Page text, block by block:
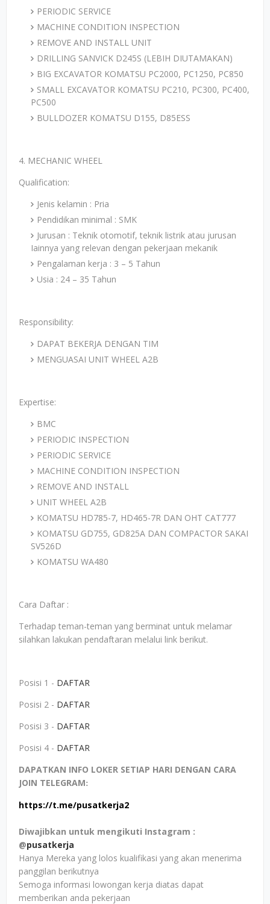
PERIODIC SERVICE
MACHINE CONDITION INSPECTION
REMOVE AND INSTALL UNIT
DRILLING SANVICK D245S (LEBIH DIUTAMAKAN)
BIG EXCAVATOR KOMATSU PC2000, PC1250, PC850
SMALL EXCAVATOR KOMATSU PC210, PC300, PC400,
PC500
BULLDOZER KOMATSU D155, D85ESS
4. MECHANIC WHEEL
Qualification:
Jenis kelamin : Pria
Pendidikan minimal : SMK
Jurusan : Teknik otomotif, teknik listrik atau jurusan
Iainnya yang relevan dengan pekerjaan mekanik
Pengalaman kerja : 3 – 5 Tahun
Usia : 24 – 35 Tahun
Responsibility:
DAPAT BEKERJA DENGAN TIM
MENGUASAI UNIT WHEEL A2B
Expertise:
BMC
PERIODIC INSPECTION
PERIODIC SERVICE
MACHINE CONDITION INSPECTION
REMOVE AND INSTALL
UNIT WHEEL A2B
KOMATSU HD785-7, HD465-7R DAN OHT CAT777
KOMATSU GD755, GD825A DAN COMPACTOR SAKAI
SV526D
KOMATSU WA480
Cara Daftar :
Terhadap teman-teman yang berminat untuk melamar
silahkan lakukan pendaftaran melalui link berikut.
Posisi 1 - DAFTAR
Posisi 2 - DAFTAR
Posisi 3 - DAFTAR
Posisi 4 - DAFTAR
DAPATKAN INFO LOKER SETIAP HARI DENGAN CARA
JOIN TELEGRAM:
https://t.me/pusatkerja2
Diwajibkan untuk mengikuti Instagram :
@pusatkerja
Hanya Mereka yang lolos kualifikasi yang akan menerima
panggilan berikutnya
Semoga informasi lowongan kerja diatas dapat
memberikan anda pekerjaan